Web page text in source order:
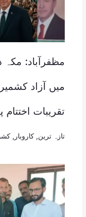
مظفرآباد:
میں آزاد
تقریبات اختتام
تازہ ترین کاروبار